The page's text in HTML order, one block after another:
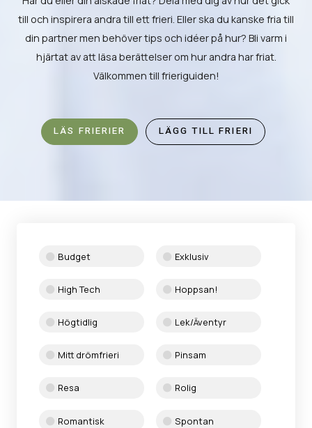
till och inspirera andra till ett frieri. Eller ska du kanske fria till
din partner men behöver tips och idéer på hur? Bli varm i
hjärtat av att läsa berättelser om hur andra har friat.
Välkommen till frieriguiden!
LÄS FRIERIER LÄGG TILL FRIERI
Budget Exklusiv
High Tech Hoppsan!
Högtidlig Lek/Äventyr
Mitt drömfrieri Pinsam
Resa Rolig
Romantisk Spontan